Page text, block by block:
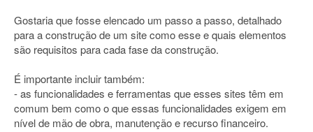
Gostaria que fosse elencado um passo a passo, detalhado
para a construção de um site como esse e quais elementos
são requisitos para cada fase da construção.
É importante incluir também:
- as funcionalidades e ferramentas que esses sites têm em
comum bem como o que essas funcionalidades exigem em
nível de mão de obra, manutenção e recurso financeiro.